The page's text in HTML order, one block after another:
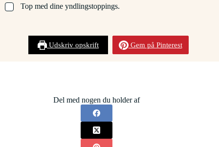
▢
Top med dine yndlingstoppings.
Udskriv opskrift Gem på Pinterest
Del med nogen du holder af